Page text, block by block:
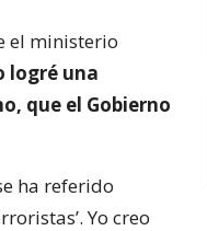
el ministerio
logré una
que el Gobierno
ha referido
Yo creo